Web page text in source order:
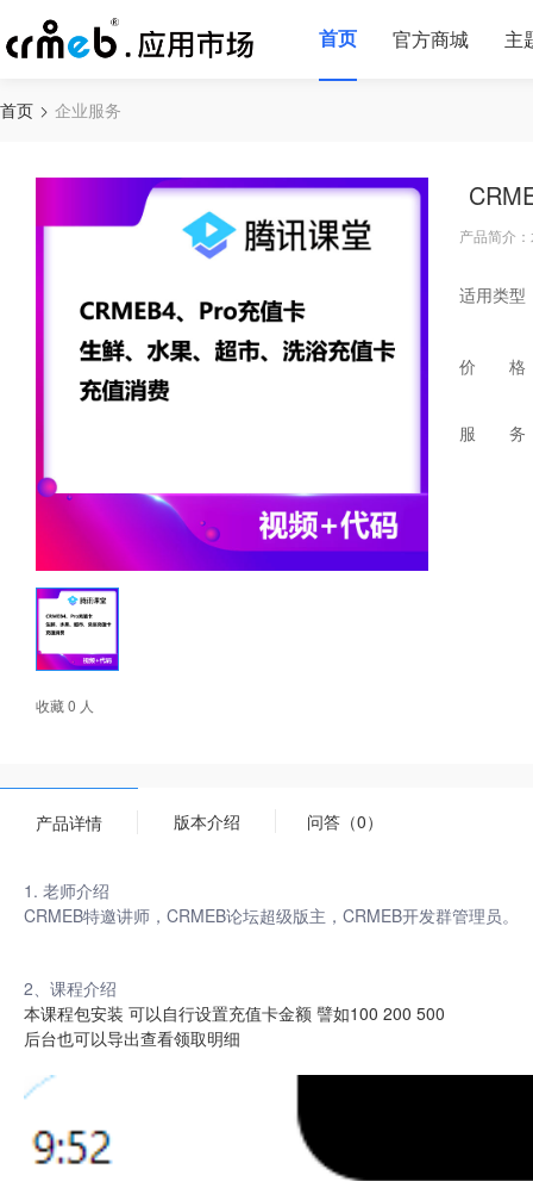
首页 官方商城 主
首页 企业服务
收藏 0 人
产品简介
适用类型
价 格
服 务
产品详情 版本介绍 问答（0）
1. 老师介绍
CRMEB特邀讲师，CRMEB论坛超级版主，CRMEB开发群管理员。
2、课程介绍
本课程包安装 可以自行设置充值卡金额 譬如100 200 500
后台也可以导出查看领取明细